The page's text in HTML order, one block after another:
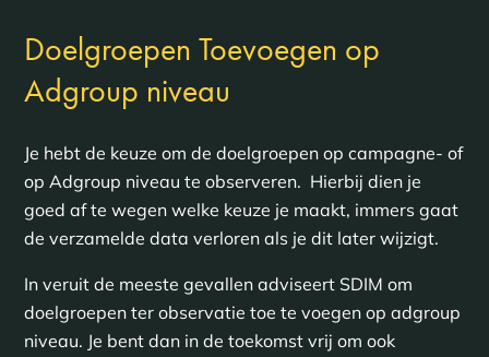
Doelgroepen Toevoegen op
Adgroup niveau
Je hebt de keuze om de doelgroepen op campagne- of
op Adgroup niveau te observeren. Hierbij dien je
goed af te wegen welke keuze je maakt, immers gaat
de verzamelde data verloren als je dit later wijzigt.
In veruit de meeste gevallen adviseert SDIM om
doelgroepen ter observatie toe te voegen op adgroup
niveau. Je bent dan in de toekomst vrij om ook